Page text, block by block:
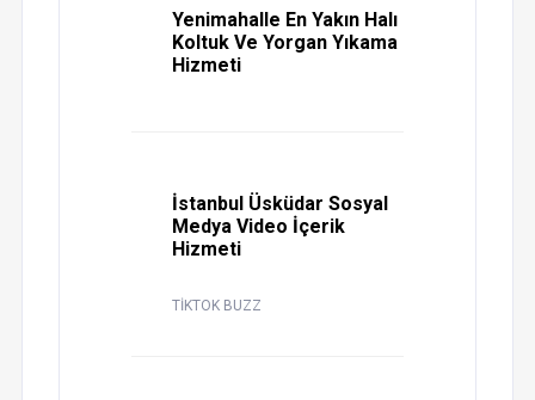
Yenimahalle En Yakın Halı
Koltuk Ve Yorgan Yıkama
Hizmeti
İstanbul Üsküdar Sosyal
Medya Video İçerik
Hizmeti
TİKTOK BUZZ